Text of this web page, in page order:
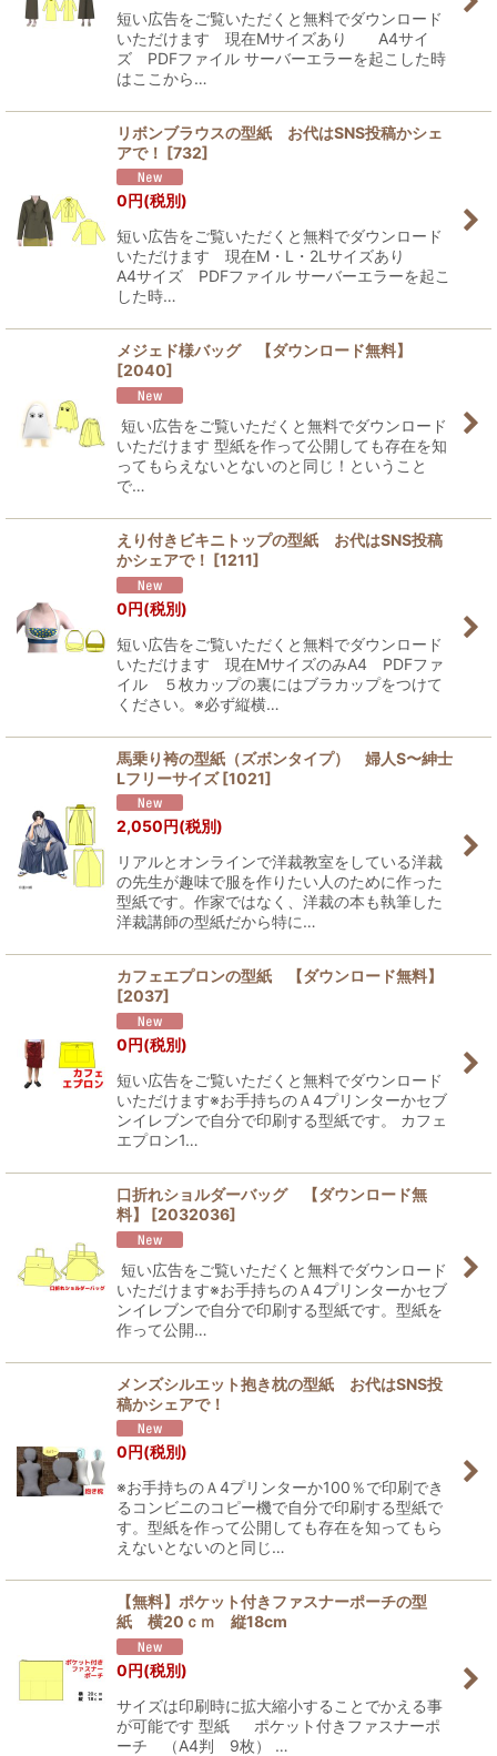
短い広告をご覧いただくと無料でダウンロード
いただけます 現在Mサイズあり A4サイ
ズ PDFファイル サーバーエラーを起こした時
はここから…
リボンブラウスの型紙 お代はSNS投稿かシェ
アで！ [732]
0円(税別)
短い広告をご覧いただくと無料でダウンロード
いただけます 現在M・L・2Lサイズあり
A4サイズ PDFファイル サーバーエラーを起こ
した時…
メジェド様バッグ 【ダウンロード無料】
[2040]
短い広告をご覧いただくと無料でダウンロード
いただけます 型紙を作って公開しても存在を知
ってもらえないとないのと同じ！ということ
で…
えり付きビキニトップの型紙 お代はSNS投稿
かシェアで！ [1211]
0円(税別)
短い広告をご覧いただくと無料でダウンロード
いただけます 現在MサイズのみA4 PDFファ
イル ５枚カップの裏にはブラカップをつけて
ください。※必ず縦横…
馬乗り袴の型紙（ズボンタイプ） 婦人S〜紳士
Lフリーサイズ [1021]
2,050円(税別)
リアルとオンラインで洋裁教室をしている洋裁
の先生が趣味で服を作りたい人のために作った
型紙です。作家ではなく、洋裁の本も執筆した
洋裁講師の型紙だから特に…
カフェエプロンの型紙 【ダウンロード無料】
[2037]
0円(税別)
短い広告をご覧いただくと無料でダウンロード
いただけます※お手持ちのＡ4プリンターかセブ
ンイレブンで自分で印刷する型紙です。 カフェ
エプロン1…
口折れショルダーバッグ 【ダウンロード無
料】
[2032036]
短い広告をご覧いただくと無料でダウンロード
いただけます※お手持ちのＡ4プリンターかセブ
ンイレブンで自分で印刷する型紙です。型紙を
作って公開…
メンズシルエット抱き枕の型紙 お代はSNS投
稿かシェアで！
0円(税別)
※お手持ちのＡ4プリンターか100％で印刷でき
るコンビニのコピー機で自分で印刷する型紙で
す。型紙を作って公開しても存在を知ってもら
えないとないのと同じ…
【無料】ポケット付きファスナーポーチの型
紙 横20ｃｍ 縦18cm
0円(税別)
サイズは印刷時に拡大縮小することでかえる事
が可能です 型紙 ポケット付きファスナーポ
ーチ （A4判 9枚） …